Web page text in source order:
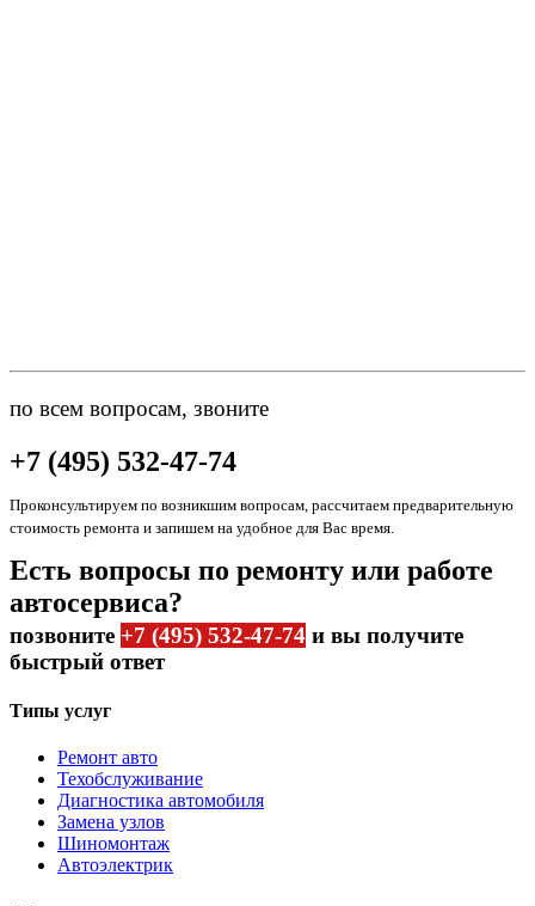
по всем вопросам, звоните
+7 (495) 532-47-74
Проконсультируем по возникшим вопросам, рассчитаем предварительную
стоимость ремонта и запишем на удобное для Вас время.
Есть вопросы по ремонту или работе
автосервиса?
позвоните +7 (495) 532-47-74 и вы получите
быстрый ответ
Типы услуг
Ремонт авто
Техобслуживание
Диагностика автомобиля
Замена узлов
Шиномонтаж
Автоэлектрик